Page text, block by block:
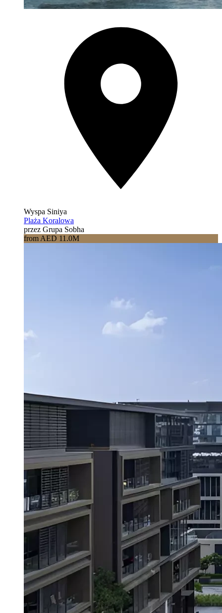
Wyspa Siniya
Plaża Koralowa
przez Grupa Sobha
from AED 11.0M